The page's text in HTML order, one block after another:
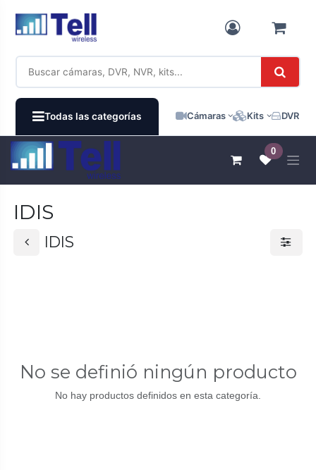
Todas las categorías Cámaras Kits DVR /
0
IDIS
IDIS
No se definió ningún producto
No hay productos definidos en esta categoría.